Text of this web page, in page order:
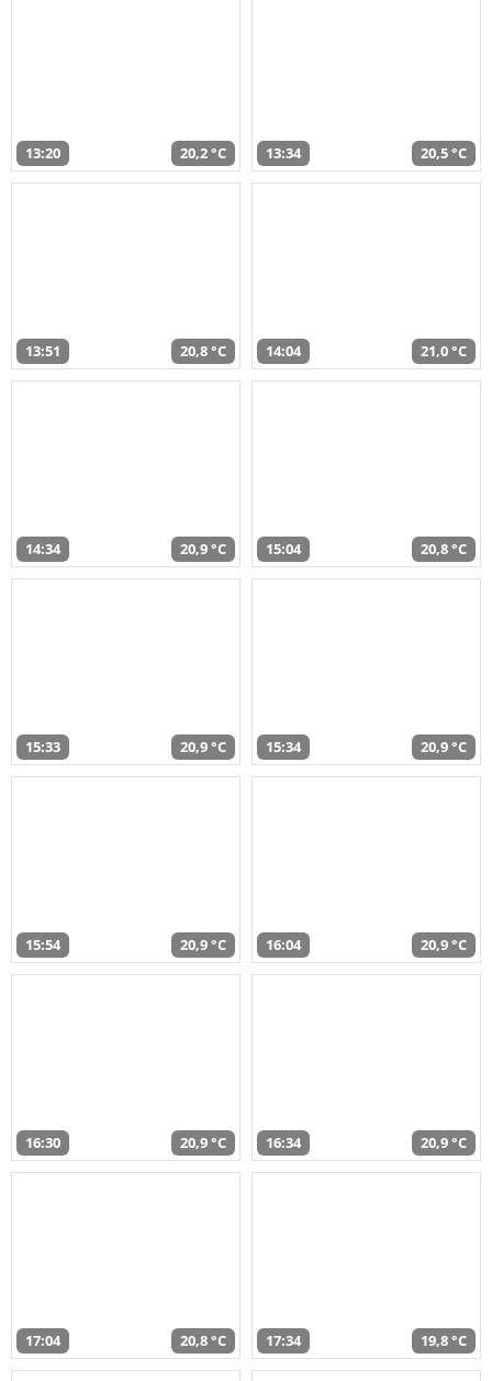
13:20 20,2 °C 13:34 20,5 °C
13:51 20,8 °C 14:04 21,0 °C
14:34 20,9 °C 15:04 20,8 °C
15:33 20,9 °C 15:34 20,9 °C
15:54 20,9 °C 16:04 20,9 °C
16:30 20,9 °C 16:34 20,9 °C
17:04 20,8 °C 17:34 19,8 °C